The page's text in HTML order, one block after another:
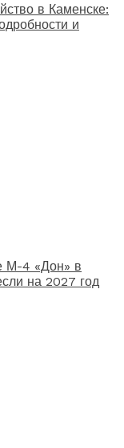
в Каменске:
и
М-4 «Дон» в
на 2027 год